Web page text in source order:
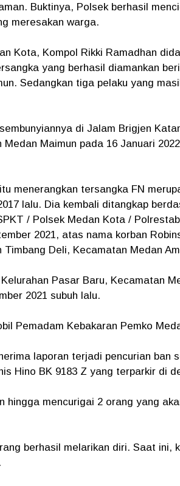
Buktinya, Polsek berhasil
meresakan warga.
Kota, Kompol Rikki Ramadhan
yang berhasil diamankan
Sedangkan tiga pelaku yang
di Jalam Brigjen
Maimun pada 16 Januari
menerangkan tersangka FN
lalu. Dia kembali ditangkap
/ Polsek Medan Kota /
2021, atas nama korban
Deli, Kecamatan Medan
Pasar Baru, Kecamatan
2021 subuh lalu.
Pemadam Kebakaran Pemko
laporan terjadi pencurian ban
Hino BK 9183 Z yang terparkir di
hingga mencurigai 2 orang yang
berhasil melarikan diri. Saat ini,